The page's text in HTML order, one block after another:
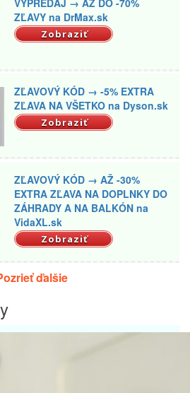
VÝPREDAJ → AŽ DO -70%
ZĽAVY na DrMax.sk
Zobraziť
ZĽAVOVÝ KÓD → -5% EXTRA
ZĽAVA NA VŠETKO na Dyson.sk
Zobraziť
ZĽAVOVÝ KÓD → AŽ -30%
EXTRA ZĽAVA NA DOPLNKY DO
ZÁHRADY A NA BALKÓN na
VidaXL.sk
Zobraziť
ďalšie